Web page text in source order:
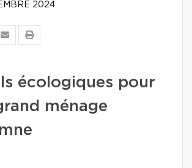
2024
écologiques pour
ménage